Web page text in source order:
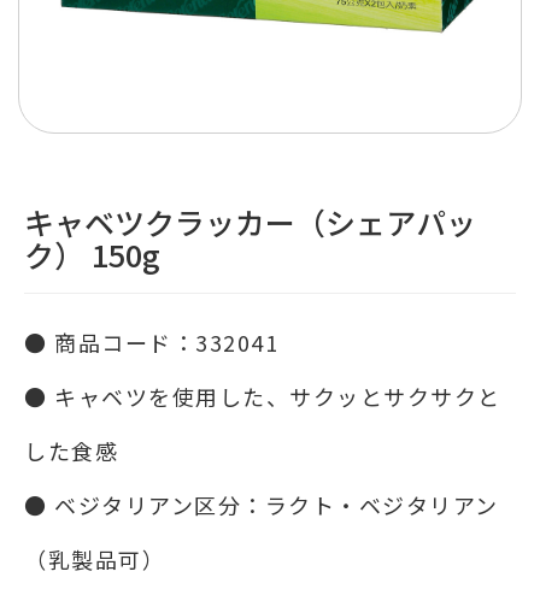
キャベツクラッカー（シェアパッ
ク） 150g
● 商品コード：332041
● キャベツを使用した、サクッとサクサクと
した食感
● ベジタリアン区分：ラクト・ベジタリアン
（乳製品可）